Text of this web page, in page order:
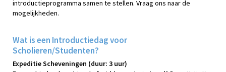
introductieprogramma samen te stellen. Vraag ons naar de
mogelijkheden.
Wat is een Introductiedag voor
Scholieren/Studenten?
Expeditie Scheveningen (duur: 3 uur)